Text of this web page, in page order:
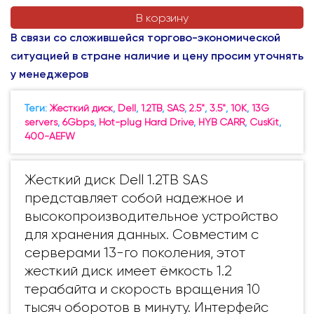
В корзину
В связи со сложившейся торгово-экономической
ситуацией в стране наличие и цену просим уточнять
у менеджеров
Теги: Жесткий диск, Dell, 1.2TB, SAS, 2.5", 3.5", 10K, 13G
servers, 6Gbps, Hot-plug Hard Drive, HYB CARR, CusKit,
400-AEFW
Жесткий диск Dell 1.2TB SAS
представляет собой надежное и
высокопроизводительное устройство
для хранения данных. Совместим с
серверами 13-го поколения, этот
жесткий диск имеет ёмкость 1.2
терабайта и скорость вращения 10
тысяч оборотов в минуту. Интерфейс